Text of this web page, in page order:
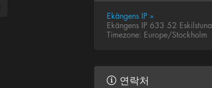
Ekängens IP »
Ekängens IP 633 52 Eskilstuna
Timezone: Europe/Stockholm
연락처